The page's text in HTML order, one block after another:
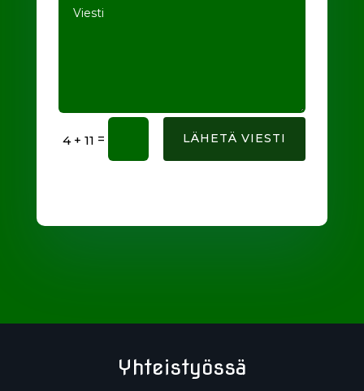
4 + 11 = LÄHETÄ VIESTI
Yhteistyössä